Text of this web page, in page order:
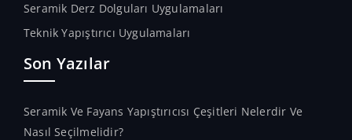
Seramik Derz Dolguları Uygulamaları
Teknik Yapıştırıcı Uygulamaları
Son Yazılar
Seramik Ve Fayans Yapıştırıcısı Çeşitleri Nelerdir Ve
Nasıl Seçilmelidir?